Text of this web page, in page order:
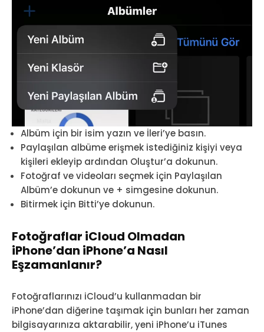
Albüm için bir isim yazın ve İleri’ye basın.
Paylaşılan albüme erişmek istediğiniz kişiyi veya
kişileri ekleyip ardından Oluştur’a dokunun.
Fotoğraf ve videoları seçmek için Paylaşılan
Albüm’e dokunun ve + simgesine dokunun.
Bitirmek için Bitti’ye dokunun.
Fotoğraflar iCloud Olmadan
iPhone’dan iPhone’a Nasıl
Eşzamanlanır?
Fotoğraflarınızı iCloud’u kullanmadan bir
iPhone’dan diğerine taşımak için bunları her zaman
bilgisayarınıza aktarabilir, yeni iPhone’u iTunes